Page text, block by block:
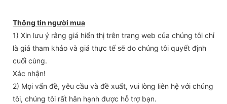
Thông tin người mua
1) Xin lưu ý rằng giá hiển thị trên trang web của chúng tôi chỉ
là giá tham khảo và giá thực tế sẽ do chúng tôi quyết định
cuối cùng.
Xác nhận!
2) Mọi vấn đề, yêu cầu và đề xuất, vui lòng liên hệ với chúng
tôi, chúng tôi rất hân hạnh được hỗ trợ bạn.